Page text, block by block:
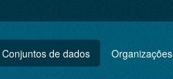
Conjuntos de dados Organizações